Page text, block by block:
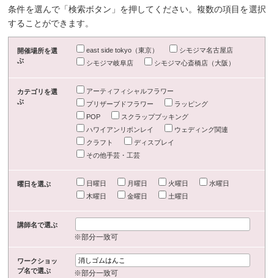
条件を選んで「検索ボタン」を押してください。複数の項目を選択
することができます。
開催場所を選
ぶ
east side tokyo（東京）
シモジマ名古屋店
シモジマ岐阜店
シモジマ心斎橋店（大阪）
カテゴリを選
ぶ
アーティフィシャルフラワー
プリザーブドフラワー
ラッピング
POP
スクラップブッキング
ハワイアンリボンレイ
ウェディング関連
クラフト
ディスプレイ
その他手芸・工芸
曜日を選ぶ 日曜日 月曜日 火曜日
水曜日
木曜日
金曜日 土曜日
講師名で選ぶ
※部分一致可
ワークショッ
プ名で選ぶ
※部分一致可